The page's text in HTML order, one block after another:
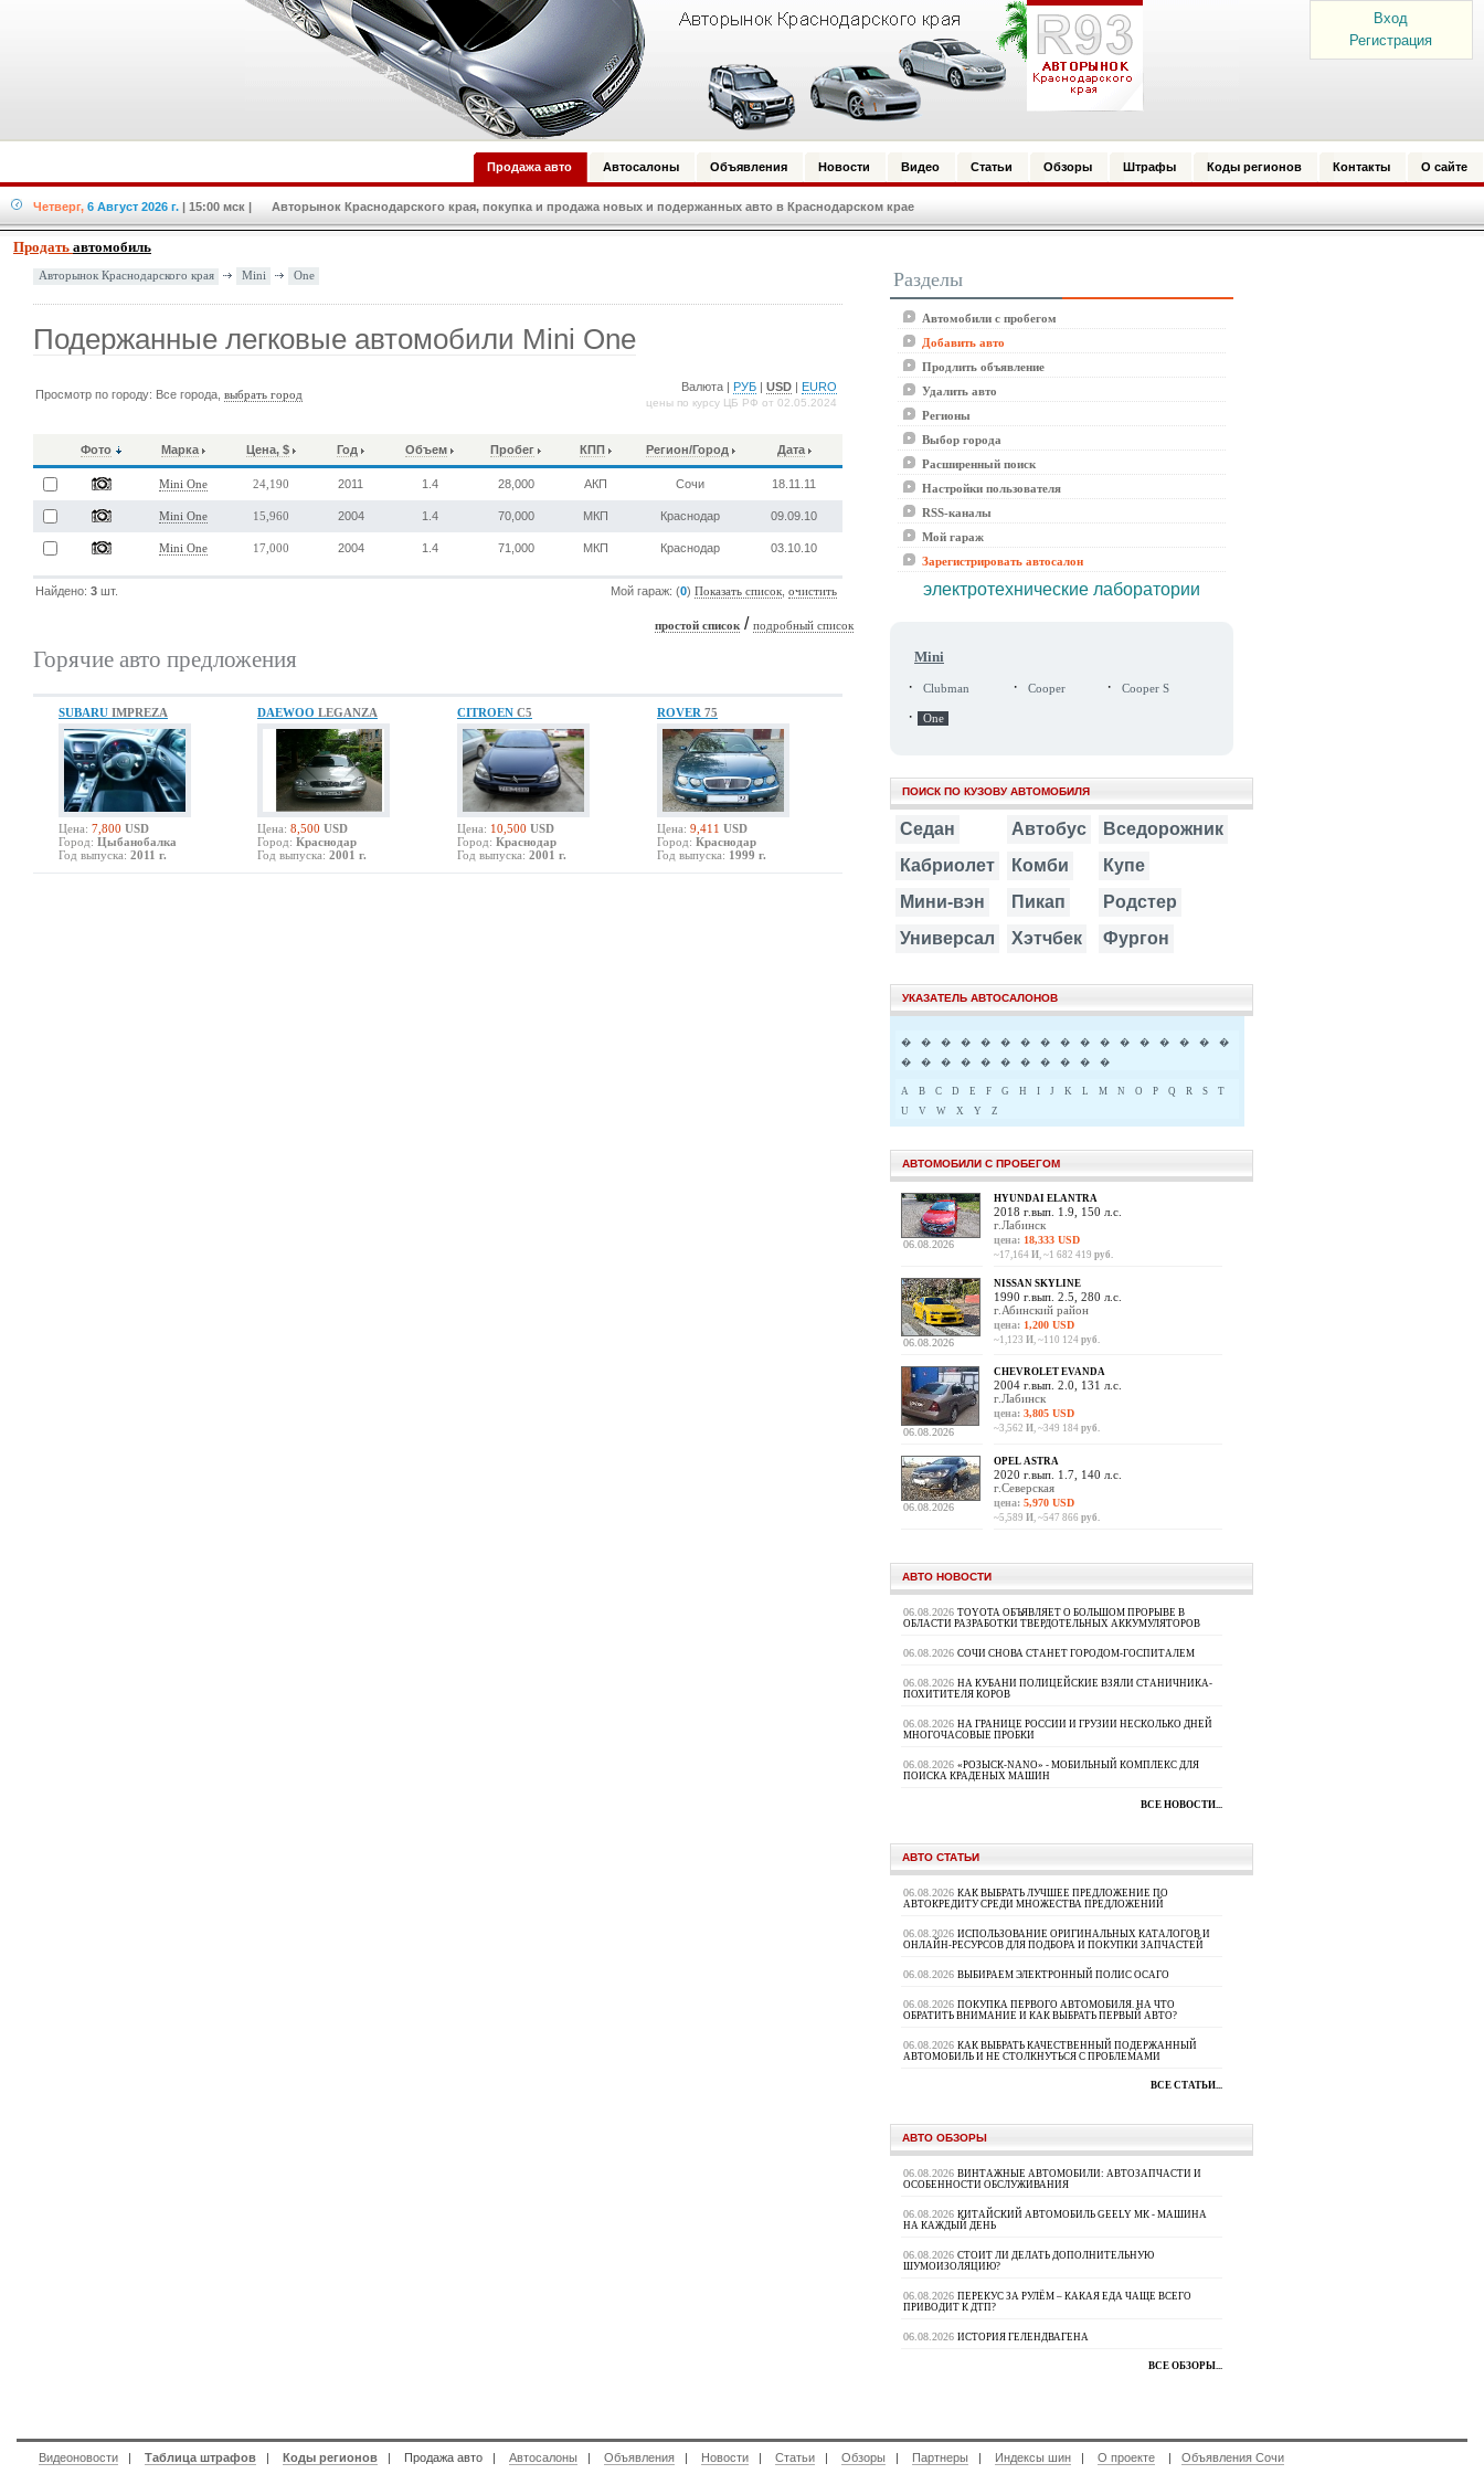
Вход
Регистрация
Продажа авто Автосалоны Объявления Новости Видео Статьи Обзоры Штрафы Коды регионов Контакты О сайте
Четверг, 6 Август 2026 г. | 15:00 мск | Авторынок Краснодарского края, покупка и продажа новых и подержанных авто в Краснодарском крае
Продать автомобиль
Авторынок Краснодарского края Mini One
Подержанные легковые автомобили Mini One
Просмотр по городу: Все города,выбрать город
Валюта | РУБ |USD EURO
цены по курсу ЦБ РФ от 02.05.2024
Фото Марка Цена, $ Год Объем Пробег КПП Регион/Город Дата
Mini One 24,190 2011 1.4 28,000 АКП Сочи 18.11.11
Mini One 15,960 2004 1.4 70,000 МКП Краснодар 09.09.10
Mini One 17,000 2004 1.4 71,000 МКП Краснодар 03.10.10
Найдено:3 шт. Мой гараж: (0)Показать список ,очистить
простой список /подробный список
Горячие авто предложения
SUBARU IMPREZA
Цена: 7,800 USD
Город: Цыбанобалка
Год выпуска: 2011 г.
DAEWOO LEGANZA
Цена: 8,500 USD
Город: Краснодар
Год выпуска: 2001 г.
CITROEN C5
Цена: 10,500 USD
Город: Краснодар
Год выпуска: 2001 г.
ROVER 75
Цена: 9,411 USD
Город: Краснодар
Год выпуска: 1999 г.
Разделы
Автомобили с пробегом
Добавить авто
Продлить объявление
Удалить авто
Регионы
Выбор города
Расширенный поиск
Настройки пользователя
RSS-каналы
Мой гараж
Зарегистрировать автосалон
электротехнические лаборатории
Mini
· Clubman · Cooper · Cooper S
· One
ПОИСК ПО КУЗОВУ АВТОМОБИЛЯ
Седан Автобус
Вседорожник
Кабриолет
Комби
Купе
Мини-вэн
Пикап
Родстер
Универсал
Хэтчбек Фургон
УКАЗАТЕЛЬ АВТОСАЛОНОВ
� � � � � � � � � � � � � � � �
�
�
� � � � � � � � � �
A B C D E F G H I J K L M N O P Q R S
T
U
V W X Y Z
АВТОМОБИЛИ С ПРОБЕГОМ
06.08.2026
HYUNDAI ELANTRA
2018 г.вып. 1.9, 150 л.с.
г.Лабинск
цена: 18,333 USD
~17,164 И, ~1 682 419 руб.
06.08.2026
NISSAN SKYLINE
1990 г.вып. 2.5, 280 л.с.
г.Абинский район
цена: 1,200 USD
~1,123 И, ~110 124 руб.
06.08.2026
CHEVROLET EVANDA
2004 г.вып. 2.0, 131 л.с.
г.Лабинск
цена: 3,805 USD
~3,562 И, ~349 184 руб.
06.08.2026
OPEL ASTRA
2020 г.вып. 1.7, 140 л.с.
г.Северская
цена: 5,970 USD
~5,589 И, ~547 866 руб.
АВТО НОВОСТИ
06.08.2026 TOYOTA ОБЪЯВЛЯЕТ О БОЛЬШОМ ПРОРЫВЕ В
ОБЛАСТИ РАЗРАБОТКИ ТВЕРДОТЕЛЬНЫХ АККУМУЛЯТОРОВ
06.08.2026 СОЧИ СНОВА СТАНЕТ ГОРОДОМ-ГОСПИТАЛЕМ
06.08.2026 НА КУБАНИ ПОЛИЦЕЙСКИЕ ВЗЯЛИ СТАНИЧНИКА-
ПОХИТИТЕЛЯ КОРОВ
06.08.2026 НА ГРАНИЦЕ РОССИИ И ГРУЗИИ НЕСКОЛЬКО ДНЕЙ
МНОГОЧАСОВЫЕ ПРОБКИ
06.08.2026 «РОЗЫСК-NANO» - МОБИЛЬНЫЙ КОМПЛЕКС ДЛЯ
ПОИСКА КРАДЕНЫХ МАШИН
ВСЕ НОВОСТИ...
АВТО СТАТЬИ
06.08.2026 КАК ВЫБРАТЬ ЛУЧШЕЕ ПРЕДЛОЖЕНИЕ ПО
АВТОКРЕДИТУ СРЕДИ МНОЖЕСТВА ПРЕДЛОЖЕНИЙ
06.08.2026 ИСПОЛЬЗОВАНИЕ ОРИГИНАЛЬНЫХ КАТАЛОГОВ И
ОНЛАЙН-РЕСУРСОВ ДЛЯ ПОДБОРА И ПОКУПКИ ЗАПЧАСТЕЙ
06.08.2026 ВЫБИРАЕМ ЭЛЕКТРОННЫЙ ПОЛИС ОСАГО
06.08.2026 ПОКУПКА ПЕРВОГО АВТОМОБИЛЯ. НА ЧТО
ОБРАТИТЬ ВНИМАНИЕ И КАК ВЫБРАТЬ ПЕРВЫЙ АВТО?
06.08.2026 КАК ВЫБРАТЬ КАЧЕСТВЕННЫЙ ПОДЕРЖАННЫЙ
АВТОМОБИЛЬ И НЕ СТОЛКНУТЬСЯ С ПРОБЛЕМАМИ
ВСЕ СТАТЬИ...
АВТО ОБЗОРЫ
06.08.2026 ВИНТАЖНЫЕ АВТОМОБИЛИ: АВТОЗАПЧАСТИ И
ОСОБЕННОСТИ ОБСЛУЖИВАНИЯ
06.08.2026 КИТАЙСКИЙ АВТОМОБИЛЬ GEELY МК - МАШИНА
НА КАЖДЫЙ ДЕНЬ
06.08.2026 СТОИТ ЛИ ДЕЛАТЬ ДОПОЛНИТЕЛЬНУЮ
ШУМОИЗОЛЯЦИЮ?
06.08.2026 ПЕРЕКУС ЗА РУЛЁМ – КАКАЯ ЕДА ЧАЩЕ ВСЕГО
ПРИВОДИТ К ДТП?
06.08.2026 ИСТОРИЯ ГЕЛЕНДВАГЕНА
ВСЕ ОБЗОРЫ...
Видеоновости | Таблица штрафов | Коды регионов | Продажа авто | Автосалоны | Объявления | Новости | Статьи | Обзоры | Партнеры | Индексы шин | О проекте | Объявления Сочи